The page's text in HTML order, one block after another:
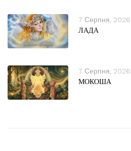
7 Серпня, 2026
ЛАДА
7 Серпня, 2026
МОКОША